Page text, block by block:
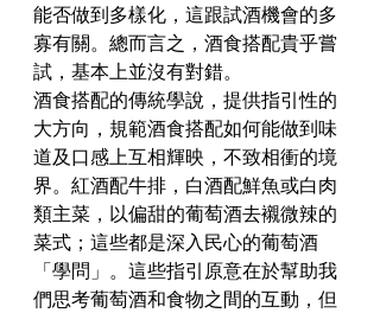
能否做到多樣化，這跟試酒機會的多
寡有關。總而言之，酒食搭配貴乎嘗
試，基本上並沒有對錯。
酒食搭配的傳統學說，提供指引性的
大方向，規範酒食搭配如何能做到味
道及口感上互相輝映，不致相衝的境
界。紅酒配牛排，白酒配鮮魚或白肉
類主菜，以偏甜的葡萄酒去襯微辣的
菜式；這些都是深入民心的葡萄酒
「學問」。這些指引原意在於幫助我
們思考葡萄酒和食物之間的互動，但